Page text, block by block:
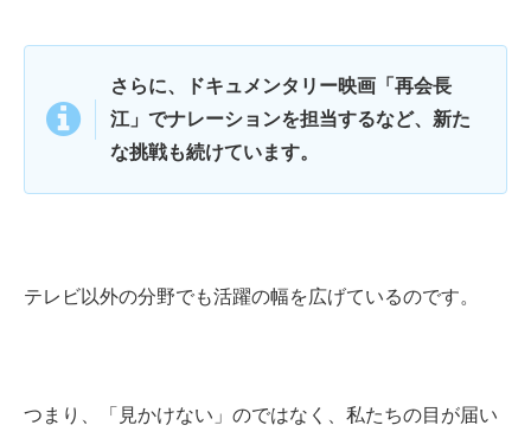
さらに、ドキュメンタリー映画「再会長
江」でナレーションを担当するなど、新た
な挑戦も続けています。
テレビ以外の分野でも活躍の幅を広げているのです。
つまり、「見かけない」のではなく、私たちの目が届い